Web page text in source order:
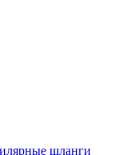
шланги